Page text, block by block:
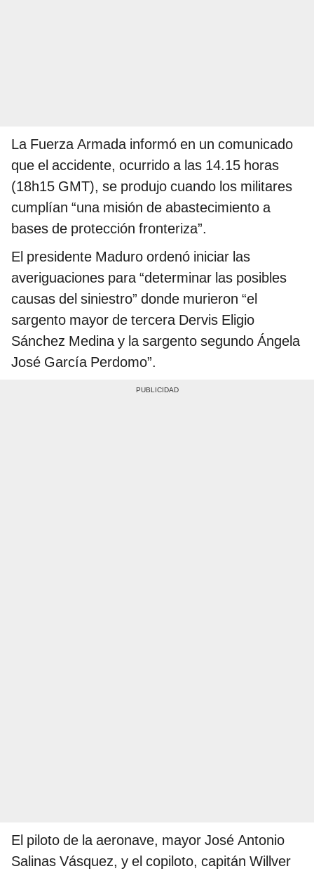
La Fuerza Armada informó en un comunicado
que el accidente, ocurrido a las 14.15 horas
(18h15 GMT), se produjo cuando los militares
cumplían “una misión de abastecimiento a
bases de protección fronteriza”.
El presidente Maduro ordenó iniciar las
averiguaciones para “determinar las posibles
causas del siniestro” donde murieron “el
sargento mayor de tercera Dervis Eligio
Sánchez Medina y la sargento segundo Ángela
José García Perdomo”.
El piloto de la aeronave, mayor José Antonio
Salinas Vásquez, y el copiloto, capitán Willver